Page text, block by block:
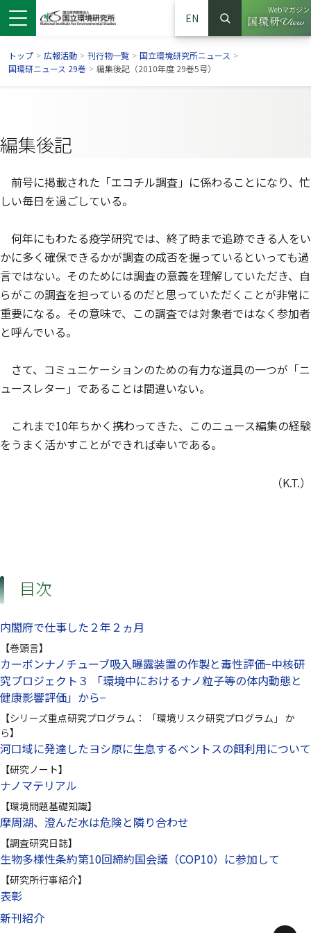
ドウで開きます）
ンドウで開きます）
ウインドウで開きます）
EN
サイト内検索
検索
Webマガジン
（別ウイ
トップ > 広報活動 > 刊行物一覧 > 国立環境研究所ニュース >
国環研ニュース 29巻 > 編集後記（2010年度 29巻5号）
編集後記
前号に掲載された「エコチル調査」に係わることになり、忙
しい毎日を過ごしている。
何年にもわたる疫学研究では、終了時まで追跡できる人をい
かに多く確保できるかが調査の成否を握っているといっても過
言ではない。そのためには調査の意義を理解していただき、自
らがこの調査を担っているのだと思っていただくことが非常に
重要になる。その意味で、この調査では対象者ではなく参加者
と呼んでいる。
さて、コミュニケーションのための有力な道具の一つが「ニ
ュースレター」であることは間違いない。
これまで10年ちかく携わってきた、このニュース編集の経験
をうまく活かすことができれば幸いである。
（K.T.）
目次
内閣府で仕事した２年２ヵ月
【巻頭言】
カーボンナノチューブ吸入曝露装置の作製と毒性評価−中核研
究プロジェクト３ 「環境中におけるナノ粒子等の体内動態と
健康影響評価」から−
【シリーズ重点研究プログラム： 「環境リスク研究プログラム」 か
ら】
河口域に発達したヨシ原に生息するベントスの餌利用について
【研究ノート】
ナノマテリアル
【環境問題基礎知識】
摩周湖、澄んだ水は危険と隣り合わせ
【調査研究日誌】
生物多様性条約第10回締約国会議（COP10）に参加して
【研究所行事紹介】
表彰
新刊紹介